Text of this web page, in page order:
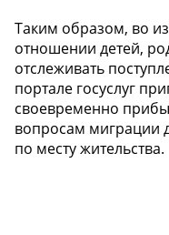
Таким образом, во
отношении детей,
отслеживать
портале госуслуг
своевременно
вопросам миграции
по месту жительства.